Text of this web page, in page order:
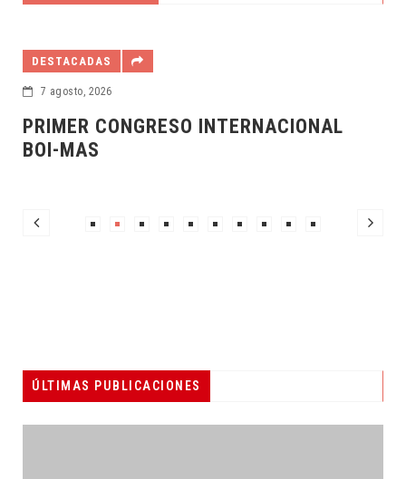
7 agosto, 2026
CONGRESO INTERNACIONAL
MAS
ÚLTIMAS PUBLICACIONES